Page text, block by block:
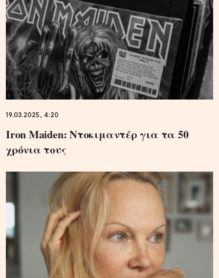
19.03.2025, 4:20
Iron Maiden: Ντοκιμαντέρ για τα 50
χρόνια τους